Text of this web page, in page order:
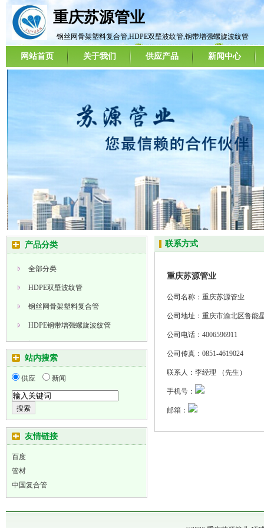
重庆苏源管业
钢丝网骨架塑料复合管,HDPE双壁波纹管,钢带增强螺旋波纹管
网站首页 关于我们 供应产品 新闻中心
产品分类
全部分类
HDPE双壁波纹管
钢丝网骨架塑料复合管
HDPE钢带增强螺旋波纹管
塑料管件
孔网钢带塑料复合管
塑料检查井
站内搜索
供应 新闻
友情链接
百度
管材
中国复合管
联系方式
重庆苏源管业
公司名称： 重庆苏源管业
公司地址： 重庆市渝北区鲁能
公司电话： 4006596911
公司传真： 0851-4619024
联系人： 李经理 （先生）
手机号：
邮箱：